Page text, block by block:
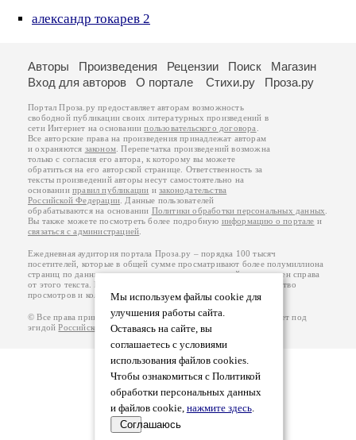
александр токарев 2
Мы используем файлы cookie для
улучшения работы сайта.
Оставаясь на сайте, вы
соглашаетесь с условиями
использования файлов cookies.
Чтобы ознакомиться с Политикой
обработки персональных данных
и файлов cookie, нажмите здесь.
Соглашаюсь
Авторы Произведения Рецензии Поиск
Магазин
Вход для авторов
О портале Стихи.ру Проза.ру
Портал Проза.ру предоставляет авторам возможность
свободной публикации своих литературных произведений в
сети Интернет на основаниипользовательского договора
Все авторские права на произведения принадлежат авторам
и охраняются законом . Перепечатка произведений возможна
только с согласия его автора, к которому вы можете
обратиться на его авторской странице. Ответственность за
тексты произведений авторы несут самостоятельно на
основанииправил публикации изаконодательства
Российской Федерации . Данные пользователей
обрабатываются на основании Политики обработки персональных данных
Вы также можете посмотреть более подробную информацию о портале и
связаться с администрацией
Ежедневная аудитория портала Проза.ру – порядка 100 тысяч
посетителей, которые в общей сумме просматривают более полумиллиона
страниц по данным счетчика посещаемости, который расположен справа
от этого текста. В каждой графе указано по две цифры: количество
просмотров и количество посетителей.
© Все права принадлежат авторам, 2000-2026. Портал работает под
эгидойРоссийского союза писателей.18+